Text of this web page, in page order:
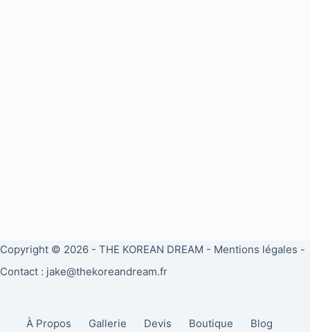
Copyright © 2026 - THE KOREAN DREAM - Mentions légales -
Contact : jake@thekoreandream.fr
À Propos Gallerie Devis Boutique Blog